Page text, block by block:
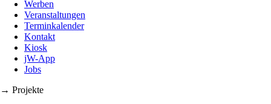
Werben
Veranstaltungen
Terminkalender
Kontakt
Kiosk
jW-App
Jobs
→ Projekte